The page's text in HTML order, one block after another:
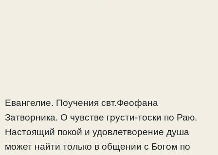
Евангелие. Поучения свт.Феофана
Затворника. О чувстве грусти-тоски по Раю.
Настоящий покой и удовлетворение душа
может найти только в общении с Богом по